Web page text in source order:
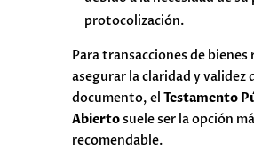
protocolización.
Para transacciones de bienes
asegurar la claridad y validez
documento, el Testamento
Abiertosuele ser la opción
recomendable.